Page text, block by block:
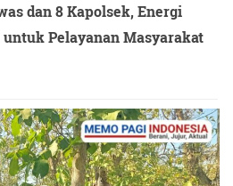
akhirnya kami mengambil
dengan membuka paksa
Tenggara Barat Kombes Pol
saat kami konfirmamsi Via
mengutamakan
dan 8 Kapolsek, Energi
untuk Pelayanan Masyarakat